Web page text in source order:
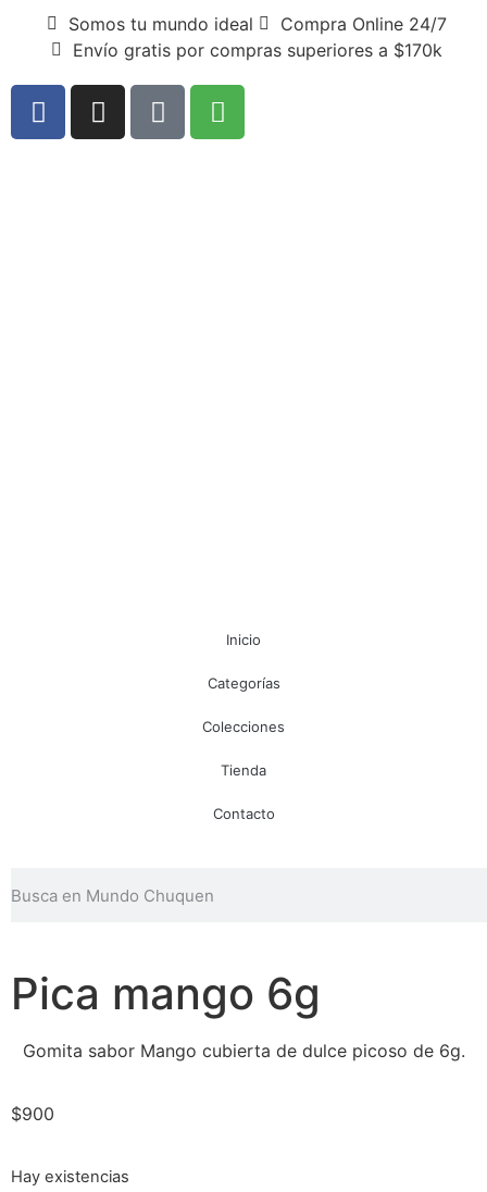
Somos tu mundo ideal
Compra Online 24/7
Envío gratis por compras superiores a $170k
Inicio
Categorías
Colecciones
Tienda
Contacto
Pica mango 6g
Gomita sabor Mango cubierta de dulce picoso de 6g.
$900
Hay existencias